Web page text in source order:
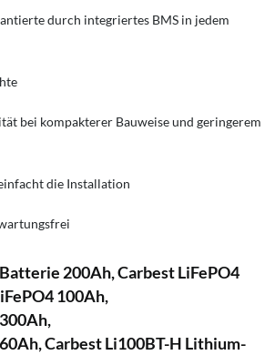
durch integriertes BMS in jedem
bei kompakterer Bauweise und geringerem
die Installation
200Ah, CarbestLiFePO4
100Ah,
300Ah,
60Ah, Carbest Li100BT-H Lithium-